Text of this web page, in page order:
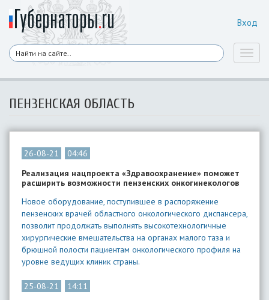
Вход
ПЕНЗЕНСКАЯ ОБЛАСТЬ
26-08-21
04:46
Реализация нацпроекта «Здравоохранение» поможет
расширить возможности пензенских онкогинекологов
Новое оборудование, поступившее в распоряжение
пензенских врачей областного онкологического диспансера,
позволит продолжать выполнять высокотехнологичные
хирургические вмешательства на органах малого таза и
брюшной полости пациентам онкологического профиля на
уровне ведущих клиник страны.
25-08-21
14:11